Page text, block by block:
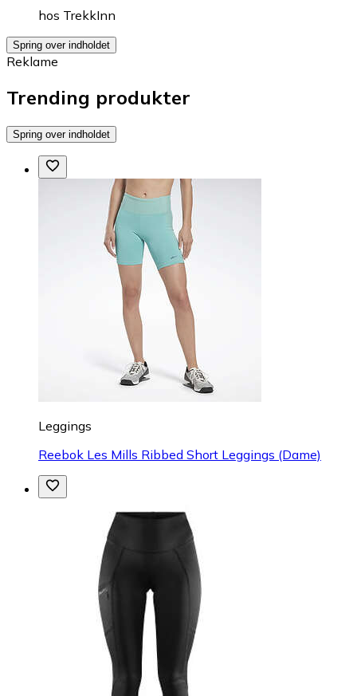
hos TrekkInn
Spring over indholdet
Reklame
Trending produkter
Spring over indholdet
Leggings
Reebok Les Mills Ribbed Short Leggings (Dame)